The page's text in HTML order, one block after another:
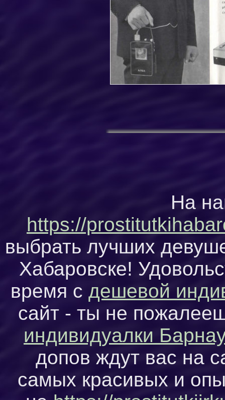
На
https://
выбрать лучших
Хабаровске!
время с дешевой
сайт - ты не
индивидуалки
допов ждут вас на
самых красивых и